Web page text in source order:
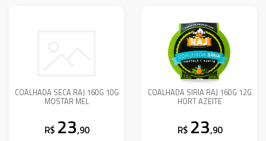
COALHADA SECA RAJ 160G 10G
MOSTAR MEL
R$ 23,90
COALHADA SIRIA RAJ 160G 12G
HORT AZEITE
R$ 23,90